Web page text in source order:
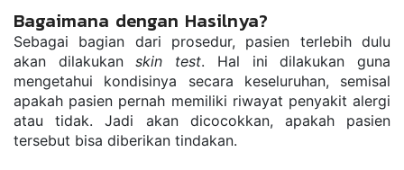
Bagaimana dengan Hasilnya?
Sebagai bagian dari prosedur, pasien terlebih dulu
akan dilakukan skin test. Hal ini dilakukan guna
mengetahui kondisinya secara keseluruhan, semisal
apakah pasien pernah memiliki riwayat penyakit alergi
atau tidak. Jadi akan dicocokkan, apakah pasien
tersebut bisa diberikan tindakan.